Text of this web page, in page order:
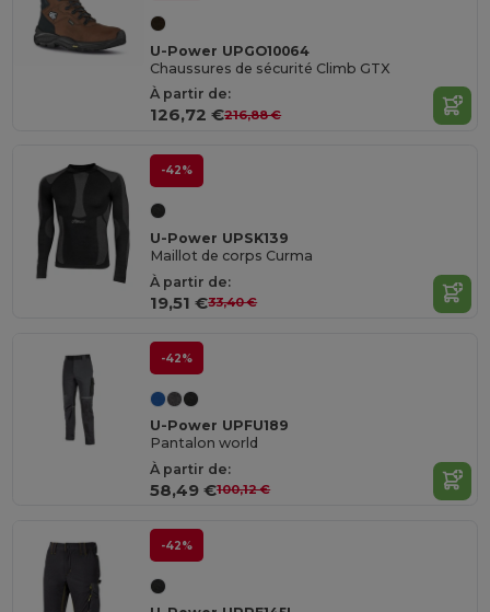
U-Power UPGO10064
Chaussures de sécurité Climb GTX
À partir de:
126,72 €216,88 €
-42%
U-Power UPSK139
Maillot de corps Curma
À partir de:
19,51 €33,40 €
-42%
U-Power UPFU189
Pantalon world
À partir de:
58,49 €100,12 €
-42%